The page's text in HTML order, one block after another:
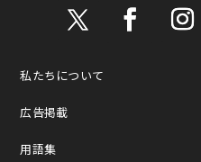
私たちについて
広告掲載
用語集